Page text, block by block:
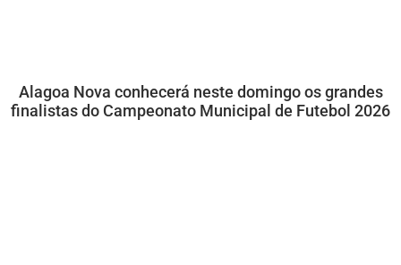
Alagoa Nova conhecerá neste domingo os grandes
finalistas do Campeonato Municipal de Futebol 2026